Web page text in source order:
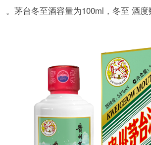
。茅台冬至酒容量为100ml，冬至 酒度